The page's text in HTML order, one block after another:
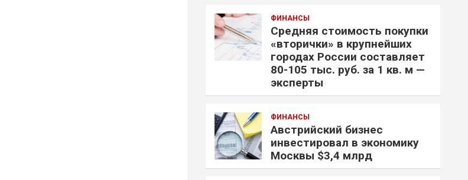
ФИНАНСЫ
Средняя стоимость покупки
«вторички» в крупнейших
городах России составляет
80-105 тыс. руб. за 1 кв. м —
эксперты
ФИНАНСЫ
Австрийский бизнес
инвестировал в экономику
Москвы $3,4 млрд